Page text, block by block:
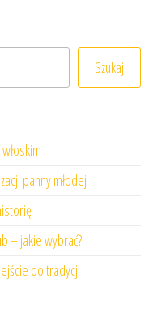
Szukaj
panny młodej
– jakie wybrać?
do tradycji